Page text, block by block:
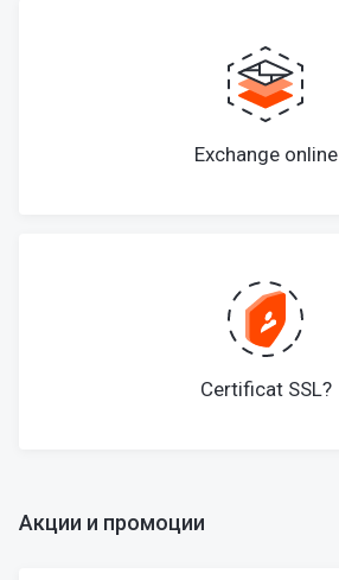
Exchange online
Certificat SSL?
Акции и промоции